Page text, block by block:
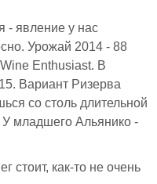
- явление у нас
Урожай 2014 - 88
Enthusiast. В
Вариант Ризерва
со столь длительной
младшего Альянико -
стоит, как-то не очень